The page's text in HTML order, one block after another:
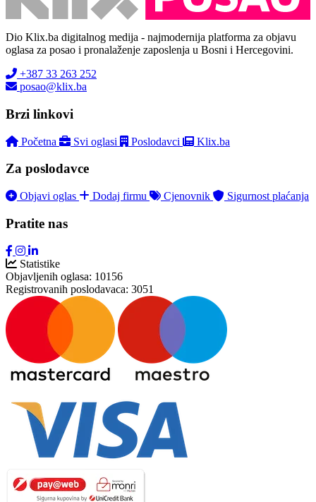
Dio Klix.ba digitalnog medija - najmodernija platforma za objavu
oglasa za posao i pronalaženje zaposlenja u Bosni i Hercegovini.
+387 33 263 252
posao@klix.ba
Brzi linkovi
Početna Svi oglasi Poslodavci Klix.ba
Za poslodavce
Objavi oglas Dodaj firmu Cjenovnik Sigurnost plaćanja
Pratite nas
Statistike
Objavljenih oglasa: 10156
Registrovanih poslodavaca: 3051